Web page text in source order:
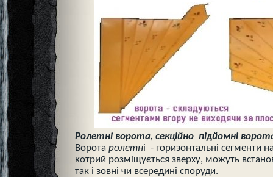
Ролетні ворота, секційно підйомні
Ворота ролетні - горизонтальні сегменти
котрий розміщується зверху, можуть
так і зовні чи всередині споруди.